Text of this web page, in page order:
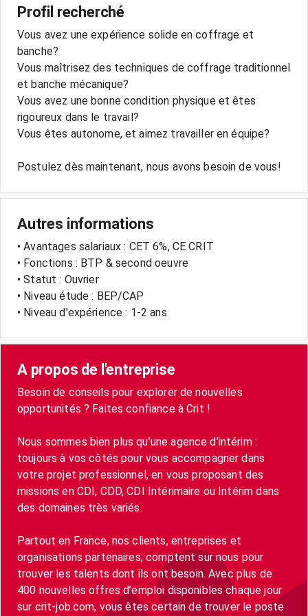
Profil recherché
Vous avez une expérience solide en coffrage et
banche?
Vous maîtrisez des techniques de coffrage traditionnel
et banche mécanique?
Vous avez une bonne condition physique et êtes
rigoureux dans le travail?
Vous êtes autonome, et aimez travailler en équipe?
Postulez dès maintenant, nous avons besoin de vous!
Autres informations
• Avantages salariaux : CET 6%, CE CRIT
• Fonctions : BTP & second oeuvre
• Statut : Ouvrier
• Niveau étude : BEP/CAP
• Niveau d'expérience : 1-2 ans
A propos de l'entreprise
Besoin de conseils pour explorer de nouvelles
opportunités ? Faites confiance à Crit !
Nous sommes bien plus qu’une agence d’intérim :
toujours à vos côtés pour vous accompagner dans
votre projet professionnel, en vous proposant des
missions en CDI, CDD, CDI Intérimaire ou Intérim dans
des domaines très variés.
Partout en France, nos clients, entreprises et
organisations partenaires, comptent sur nous pour
trouver les talents dont ils ont besoin. Avec plus de
400 nouvelles offres d’emploi disponibles chaque jour
sur crit-job.com, vous êtes certain de trouver le poste